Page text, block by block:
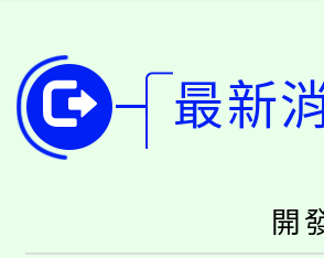
徵才活動。
局官網。
8月14至27日
開!
115年桃園市
視費優惠，
大園自造教
最新
開